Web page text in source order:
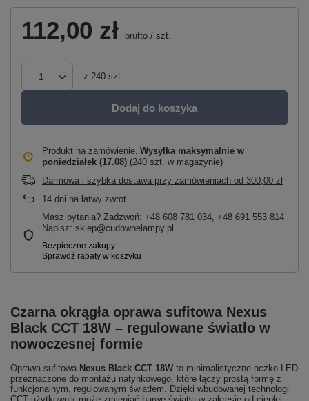
112,00 zł brutto / szt.
z 240 szt.
Dodaj do koszyka
Produkt na zamówienie Wysyłka maksymalnie w
poniedziałek (17.08) (240 szt. w magazynie)
Darmowa i szybka dostawa przy zamówieniach od 300,00 zł
14 dni na łatwy zwrot
Masz pytania? Zadzwoń: +48 608 781 034, +48 691 553 814
Napisz: sklep@cudownelampy.pl
Czarna okrągła oprawa sufitowa Nexus
Black CCT 18W – regulowane światło w
nowoczesnej formie
Oprawa sufitowa Nexus Black CCT 18W to minimalistyczne oczko LED
przeznaczone do montażu natynkowego, które łączy prostą formę z
funkcjonalnym, regulowanym światłem. Dzięki wbudowanej technologii